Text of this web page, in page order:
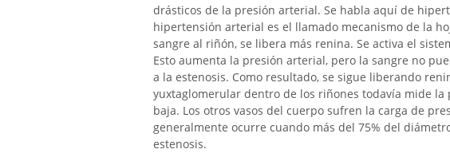
drásticos de la presión arterial. Se habla aquí de
hipertensión arterial es el llamado mecanismo de la
sangre al riñón, se libera más renina. Se activa el
Esto aumenta la presión arterial, pero la sangre no
a la estenosis. Como resultado, se sigue liberando
yuxtaglomerular dentro de los riñones todavía mide
baja. Los otros vasos del cuerpo sufren la carga de
generalmente ocurre cuando más del 75% del
estenosis.